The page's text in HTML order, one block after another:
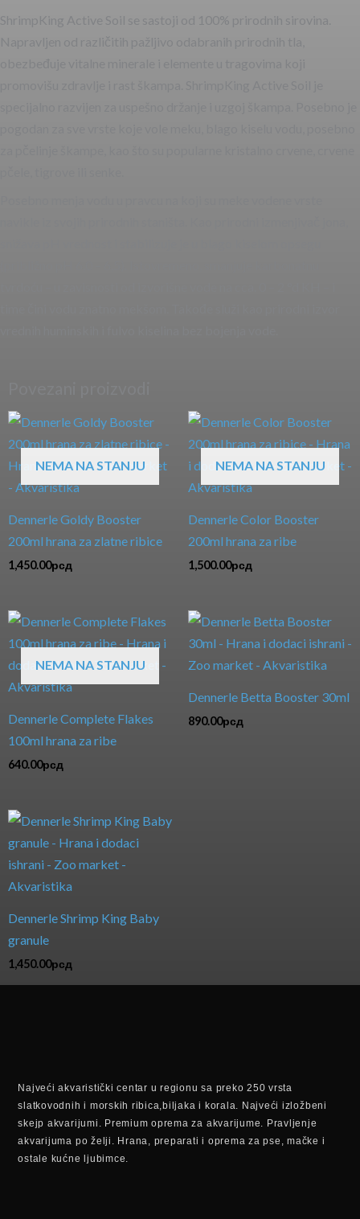
ShrimpKing Active Soil se sastoji od 100% prirodnih sirovina.
NEMA NA STANJU
Dennerle Goldy Booster
200ml hrana za zlatne ribice
1,450.00рсд
NEMA NA STANJU
Dennerle Color Booster
200ml hrana za ribe
1,500.00рсд
NEMA NA STANJU
Dennerle Complete Flakes
100ml hrana za ribe
640.00рсд
Dennerle Betta Booster 30ml
890.00рсд
Dennerle Shrimp King Baby
granule
1,450.00рсд
Najveći akvaristički centar u regionu sa preko 250 vrsta
slatkovodnih i morskih ribica,biljaka i korala. Najveći izložbeni
skejp akvarijumi. Premium oprema za akvarijume. Pravljenje
akvarijuma po želji. Hrana, preparati i oprema za pse, mačke i
ostale kućne ljubimce.